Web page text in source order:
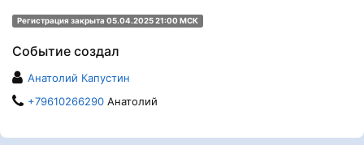
Регистрация закрыта 05.04.2025 21:00 МСК
Событие создал
Анатолий Капустин
+79610266290 Анатолий